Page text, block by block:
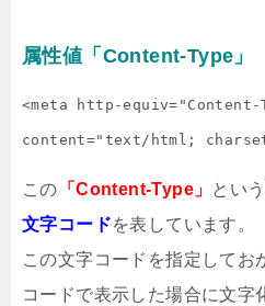
属性値「Content-Type」
<meta http-equiv="Content-
content="text/html;
この 「Content-Type」 とい
文字コードを表しています。
この文字コードを指定してお
コードで表示した場合に文字